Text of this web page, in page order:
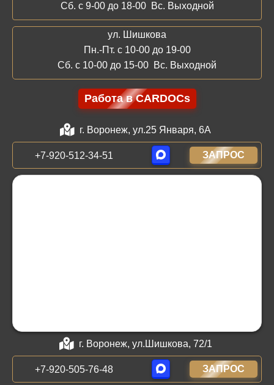
Сб. с 9-00 до 18-00 Вс. Выходной
ул. Шишкова
Пн.-Пт. с 10-00 до 19-00
Сб. с 10-00 до 15-00 Вс. Выходной
Работа в CARDOCs
г. Воронеж, ул.25 Января, 6А
+7-920-512-34-51 ЗАПРОС
г. Воронеж, ул.Шишкова, 72/1
+7-920-505-76-48 ЗАПРОС